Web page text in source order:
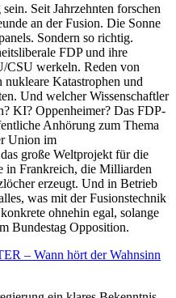
Seit Jahrzehnten forschen
an der Fusion. Die Sonne
Sondern so richtig.
FDP und ihre
CSU werkeln. Reden von
Katastrophen und
Und welcher Wissenschaftler
KI? Oppenheimer? Das FDP-
Anhörung zum Thema
Union im
große Weltprojekt für die
in Frankreich, die Milliarden
erzeugt. Und in Betrieb
was mit der Fusionstechnik
ohnehin egal, solange
Bundestag Opposition.
– Wann hört der Wahnsinn